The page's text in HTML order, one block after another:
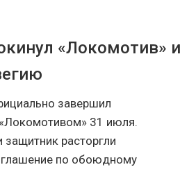
«Локомотив» и
завершил
31 июля.
расторгли
по обоюдному